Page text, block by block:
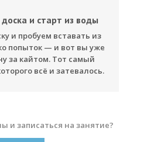
и старт из воды
и пробуем вставать из
попыток — и вот вы уже
за кайтом. Тот самый
всё и затевалось.
и записаться на занятие?